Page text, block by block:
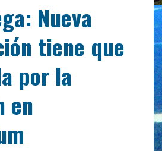
Nueva
tiene que
por la
en